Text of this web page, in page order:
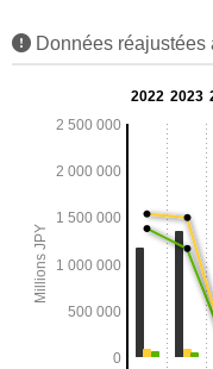
Données réajustées